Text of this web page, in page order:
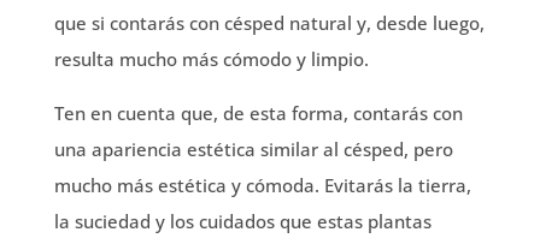
que si contarás con césped natural y, desde luego,
resulta mucho más cómodo y limpio.
Ten en cuenta que, de esta forma, contarás con
una apariencia estética similar al césped, pero
mucho más estética y cómoda. Evitarás la tierra,
la suciedad y los cuidados que estas plantas